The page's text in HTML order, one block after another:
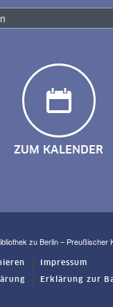
ZUM KALENDER
zu Berlin – Preußischer
Impressum
Erklärung zur